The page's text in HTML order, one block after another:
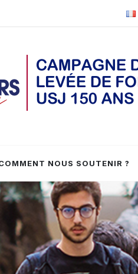
NOUS SOUTENIR ?